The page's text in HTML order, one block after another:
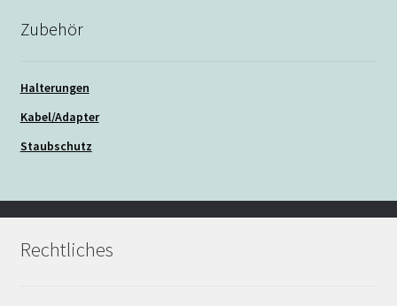
Zubehör
Halterungen
Kabel/Adapter
Staubschutz
Rechtliches